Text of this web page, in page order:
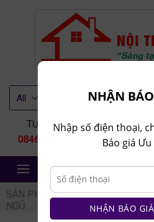
TƯ VẤN 1
0846.80.9999
TƯ VẤN
NỘI THẤT TRẺ 24H
SẢN PHẨM / NỘI THẤT PHÒNG
NGỦ
NHẬN
Nhập số điện thoại,
Báo giá Ưu
NHẬN BÁO